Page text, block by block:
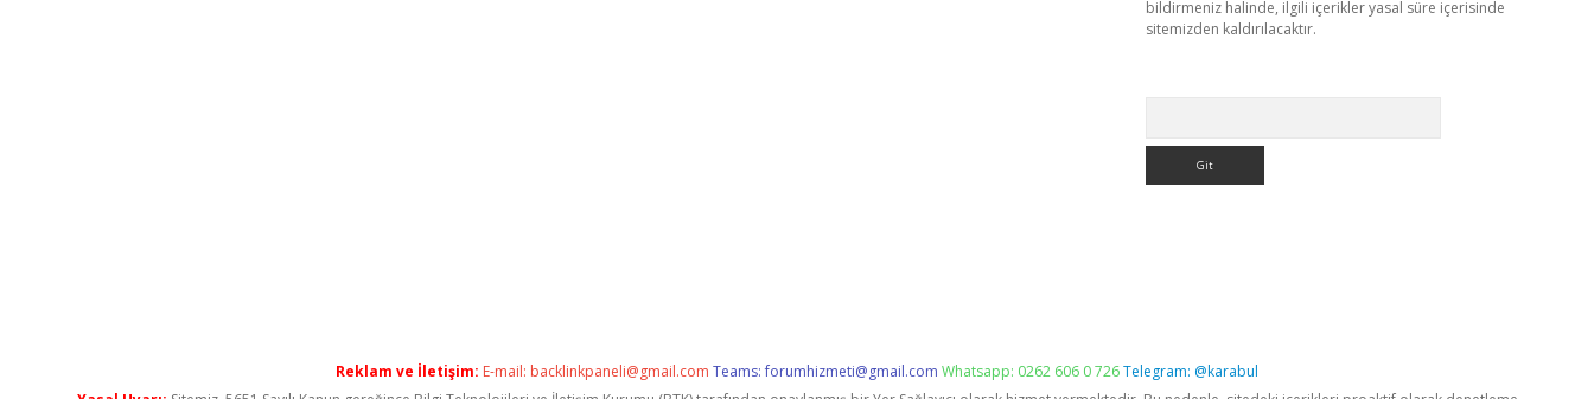
bildirmeniz halinde, ilgili içerikler yasal süre içerisinde
sitemizden kaldırılacaktır.
Reklam ve İletişim: E-mail: backlinkpaneli@gmail.com Teams:forumhizmeti@gmail.com Whatsapp: 0262 606 0 726Telegram: @karabul